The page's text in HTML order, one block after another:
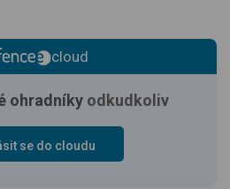
cloud
ohradníky odkudkoliv
se do cloudu